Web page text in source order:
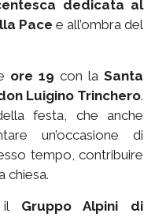
dedicata al
Pace e all’ombra del
ore 19 con laSanta
Luigino Trinchero.
festa, che anche
un’occasione di
tempo, contribuire
chiesa.
il Gruppo Alpini di